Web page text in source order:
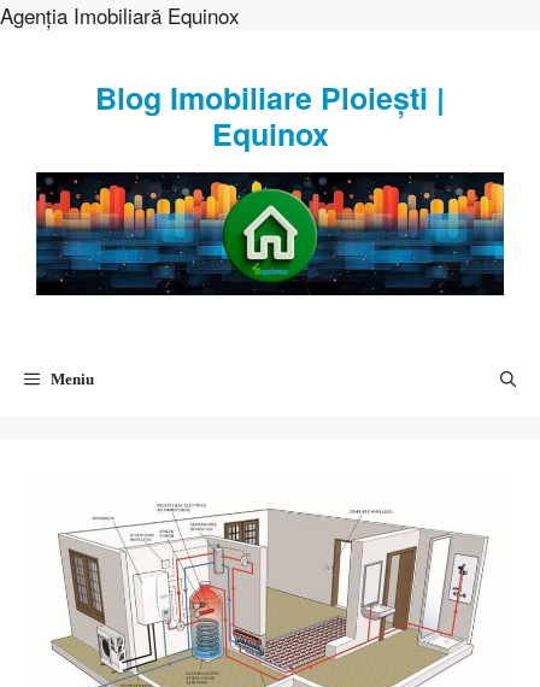
Agenția Imobiliară Equinox
Blog Imobiliare Ploiești |
Equinox
Meniu